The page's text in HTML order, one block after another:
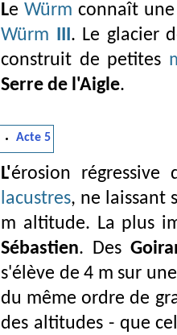
Le Würm connaît
Würm III. Le glacier
construit de petites
Serre de l'Aigle.
Acte 5
L'érosion
lacustres, ne laissant
m altitude. La plus
Sébastien. Des
s'élève de 4 m sur
du même ordre de
des altitudes - que